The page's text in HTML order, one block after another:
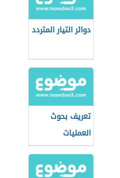
دوائر التيار المتردد
تعريف بحوث
العمليات